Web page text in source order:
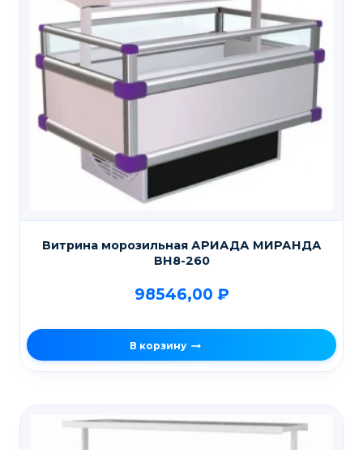
Витрина морозильная АРИАДА МИРАНДА
ВН8-260
98546,00 ₽
В корзину